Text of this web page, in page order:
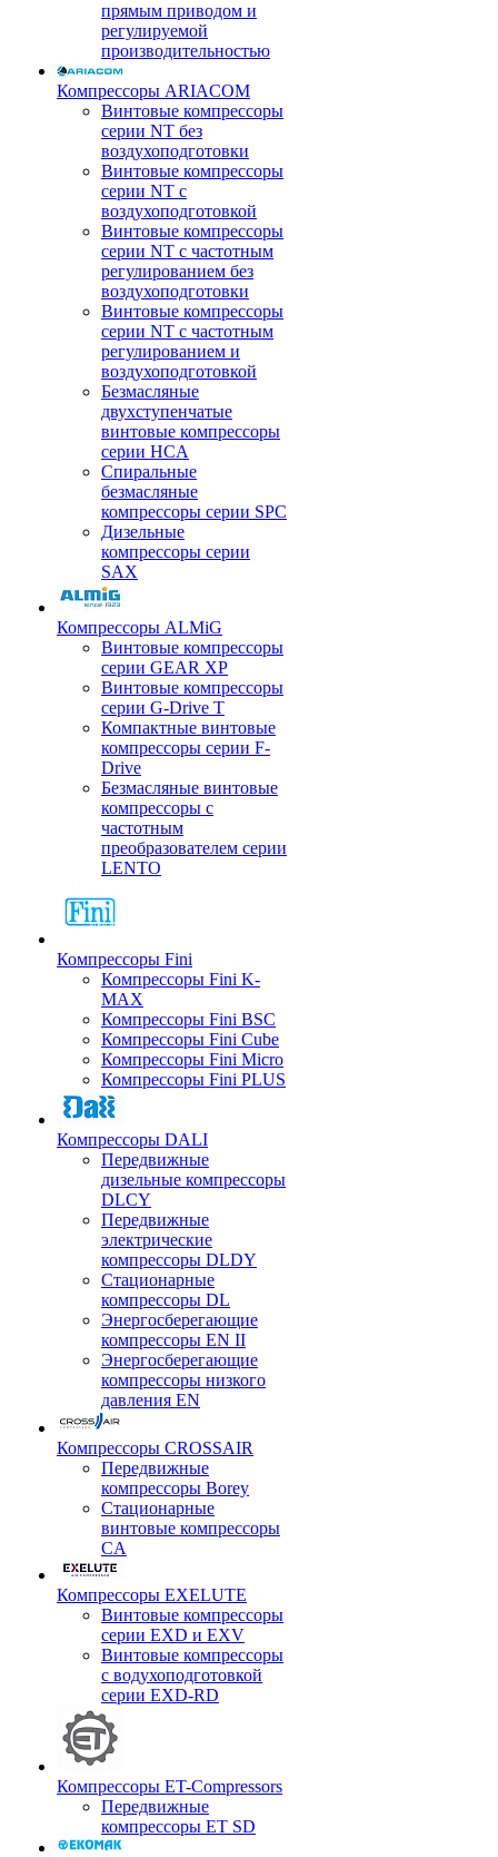
прямым приводом и
регулируемой
производительностью
Компрессоры ARIACOM
Винтовые компрессоры
серии NT без
воздухоподготовки
Винтовые компрессоры
серии NT c
воздухоподготовкой
Винтовые компрессоры
серии NT с частотным
регулированием без
воздухоподготовки
Винтовые компрессоры
серии NT с частотным
регулированием и
воздухоподготовкой
Безмасляные
двухступенчатые
винтовые компрессоры
серии HCA
Спиральные
безмасляные
компрессоры серии SPC
Дизельные
компрессоры серии
SAX
Компрессоры ALMiG
Винтовые компрессоры
серии GEAR XP
Винтовые компрессоры
серии G-Drive T
Компактные винтовые
компрессоры серии F-
Drive
Безмасляные винтовые
компрессоры с
частотным
преобразователем серии
LENTO
Компрессоры Fini
Компрессоры Fini K-
MAX
Компрессоры Fini BSC
Компрессоры Fini Cube
Компрессоры Fini Micro
Компрессоры Fini PLUS
Компрессоры DALI
Передвижные
дизельные компрессоры
DLCY
Передвижные
электрические
компрессоры DLDY
Стационарные
компрессоры DL
Энергосберегающие
компрессоры EN II
Энергосберегающие
компрессоры низкого
давления EN
Компрессоры CROSSAIR
Передвижные
компрессоры Borey
Стационарные
винтовые компрессоры
CA
Компрессоры EXELUTE
Винтовые компрессоры
серии EXD и EXV
Винтовые компрессоры
с водухоподготовкой
серии EXD-RD
Компрессоры ET-Compressors
Передвижные
компрессоры ET SD